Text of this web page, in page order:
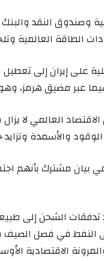
وصندوق النقد
الطاقة العالمية
​على إيران إلى
سيما عبر مضيق هرمز،
العالمي لا يزال
والأسمدة
مشترك بأنهم
الشحن إلى
النفط ​في فصل
الاقتصادية